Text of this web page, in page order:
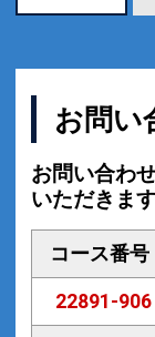
お問い
お問い合わ
いただきま
コース番号
22891-906